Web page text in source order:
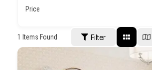
Price
1 Items Found Filter